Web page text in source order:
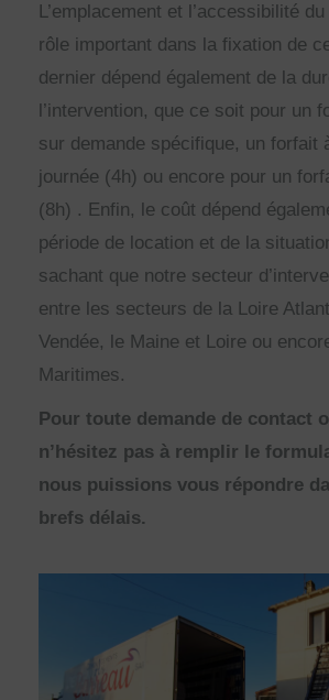
L’emplacement et l’accessibilité
rôle important dans la fixation de
dernier dépend également de la
l’intervention, que ce soit pour un
sur demande spécifique, un forfait
journée (4h) ou encore pour un
(8h) . Enfin, le coût dépend
période de location et de la
sachant que notre secteur
entre les secteurs de la Loire
Vendée, le Maine et Loire ou
Maritimes.
Pour toute demande de contact
n’hésitez pas à remplir le
nous puissions vous répondre
brefs délais.